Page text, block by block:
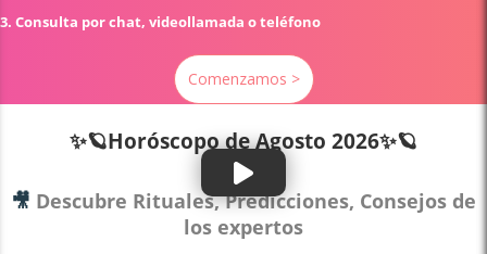
3. Consulta por chat, videollamada o teléfono
Comenzamos >
✨🪐Horóscopo deAgosto 2026✨🪐
🎥 Descubre Rituales, Predicciones, Consejos de
los expertos